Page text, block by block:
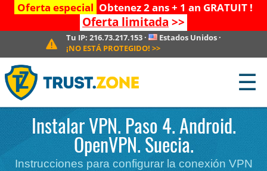
Oferta especial Obtenez 2 ans + 1 an GRATUIT !
Oferta limitada >>
Tu IP: 216.73.217.153· Estados Unidos ·
¡NO ESTÁ PROTEGIDO! >>
☰
Instalar VPN. Paso 4. Android.
OpenVPN. Suecia.
Instrucciones para configurar la conexión VPN